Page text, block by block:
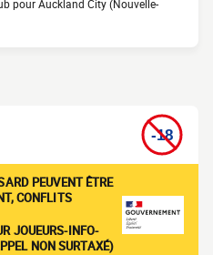
pour Auckland City (Nouvelle-
PEUVENT ÊTRE
CONFLITS
JOUEURS-INFO-
NON SURTAXÉ)